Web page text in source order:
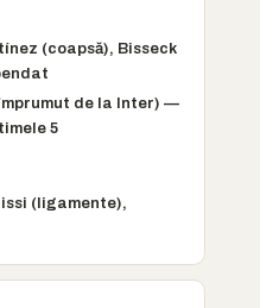
(coapsă), Bisseck
de la Inter) —
5
(ligamente),